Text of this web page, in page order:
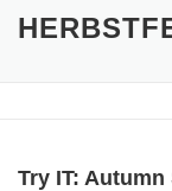
KONZEPT
Try IT: